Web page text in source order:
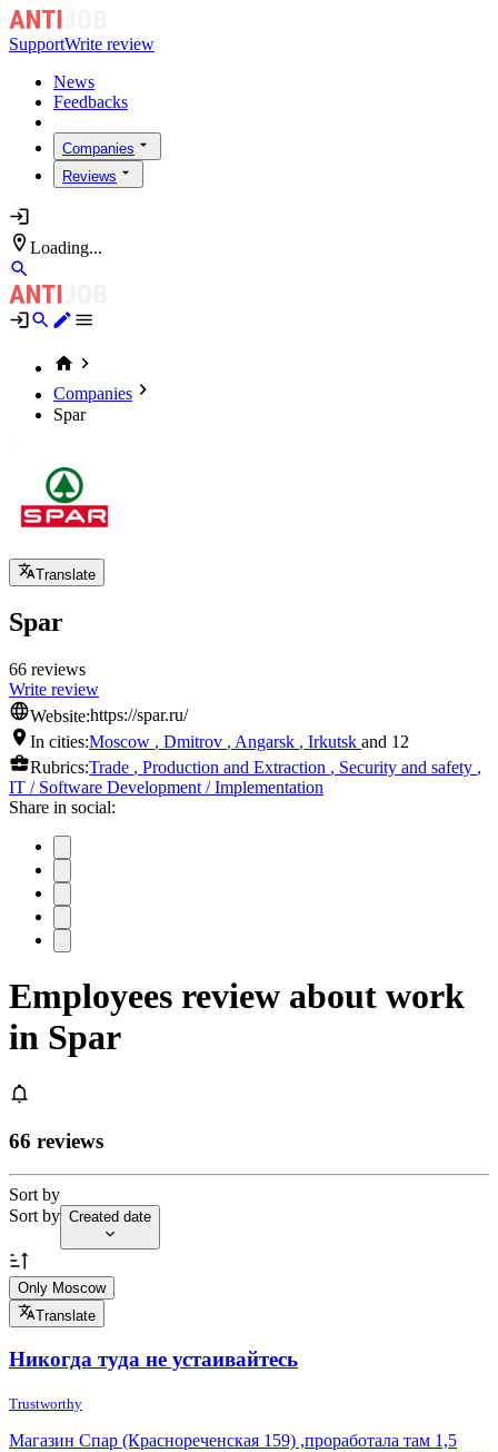
SupportWrite review
News
Feedbacks
Companies
Reviews
Loading...
Companies
Spar
Translate
Spar
66 reviews
Write review
Website:https://spar.ru/
In cities:Moscow ,Dmitrov , Angarsk ,Irkutskand 12
Rubrics:Trade ,Production and Extraction , Security and safety ,
IT / Software Development / Implementation
Share in social:
Employees review about work
in Spar
66 reviews
Sort by
Sort by Created date
Only Moscow
Translate
Никогда туда не устаивайтесь
Trustworthy
Магазин Спар (Краснореченская 159) ,проработала там 1,5